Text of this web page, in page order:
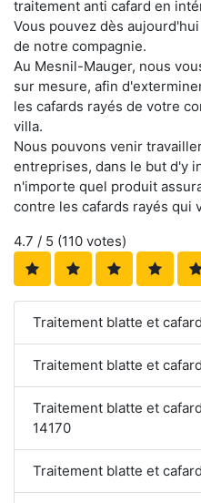
traitement anti cafard en
Vous pouvez dès
de notre compagnie.
Au Mesnil-Mauger, nous
sur mesure, afin
les cafards rayés de votre
villa.
Nous pouvons venir
entreprises, dans le but d'y
n'importe quel produit
contre les cafards rayés qui
4.7 / 5 (110 votes)
Traitement blatte et
Traitement blatte et
Traitement blatte et
14170
Traitement blatte et